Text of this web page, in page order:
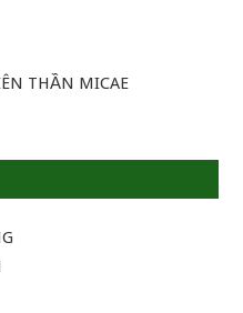
THẦN MICAE